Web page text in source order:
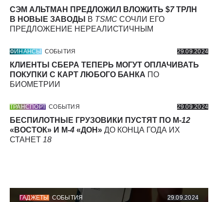
СЭМ АЛЬТМАН ПРЕДЛОЖИЛ ВЛОЖИТЬ $7ТРЛН
В НОВЫЕ ЗАВОДЫ
В TSMC СОЧЛИ ЕГО
ПРЕДЛОЖЕНИЕ НЕРЕАЛИСТИЧНЫМ
ФИНАНСЫ СОБЫТИЯ 29.09.2024
КЛИЕНТЫ СБЕРА ТЕПЕРЬ МОГУТ ОПЛАЧИВАТЬ
ПОКУПКИ С КАРТ ЛЮБОГО БАНКА ПО
БИОМЕТРИИ
ТРАНСПОРТ СОБЫТИЯ 29.09.2024
БЕСПИЛОТНЫЕ ГРУЗОВИКИ ПУСТЯТ ПО М-12
«ВОСТОК» И М-4 «ДОН» ДО КОНЦА ГОДА ИХ
СТАНЕТ 18
ГАДЖЕТЫ СОБЫТИЯ 29.09.2024